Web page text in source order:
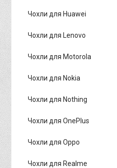
Чохли для Huawei
Чохли для Lenovo
Чохли для Motorola
Чохли для Nokia
Чохли для Nothing
Чохли для OnePlus
Чохли для Oppo
Чохли для Realme